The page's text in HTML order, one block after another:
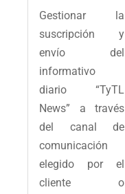
Gestionar la
suscripción y
envío del
informativo
diario “TyTL
News” a través
del canal de
comunicación
elegido por el
cliente o